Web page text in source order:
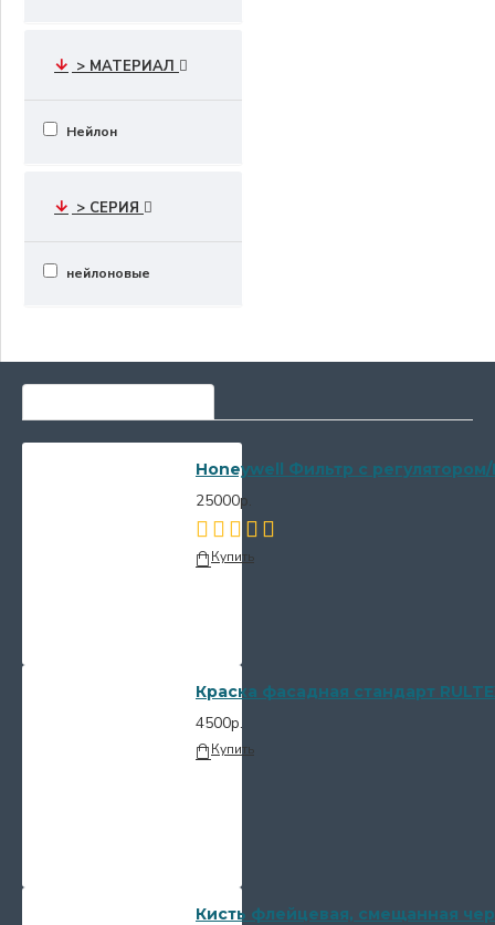
> МАТЕРИАЛ
Нейлон
> СЕРИЯ
нейлоновые
Honeywell Фильтр с
25000р.
Купить
Краска фасадная стандарт
4500р.
Купить
Кисть флейцевая, смещанная